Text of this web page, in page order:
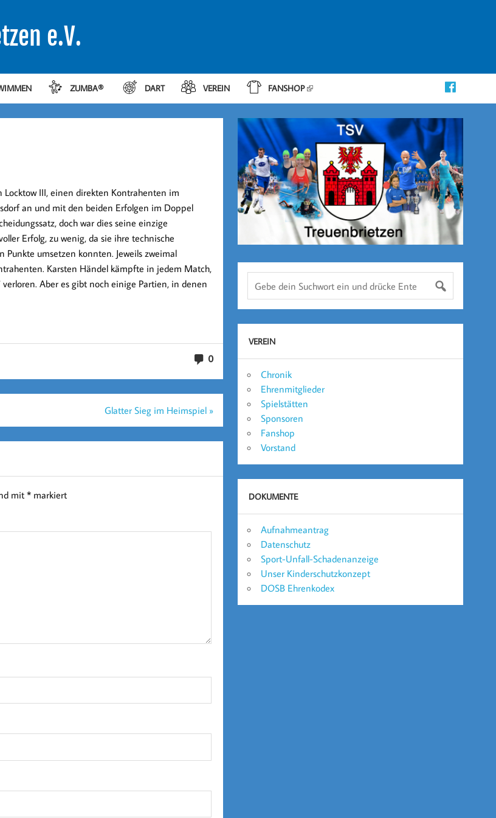
e.V.
ZUMBA® DART VEREIN FANSHOP
III, einen direkten Kontrahenten im
an und mit den beiden Erfolgen im Doppel
doch war dies seine einzige
Erfolg, zu wenig, da sie ihre technische
umsetzen konnten. Jeweils zweimal
Karsten Händel kämpfte in jedem Match,
Aber es gibt noch einige Partien, in denen
0
Glatter Sieg im Heimspiel »
mit *markiert
VEREIN
Chronik
Ehrenmitglieder
Spielstätten
Sponsoren
Fanshop
Vorstand
DOKUMENTE
Aufnahmeantrag
Datenschutz
Sport-Unfall-Schadenanzeige
Unser Kinderschutzkonzept
DOSB Ehrenkodex